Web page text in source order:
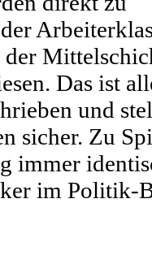
Das ist
und
sicher. Zu
immer
im Politik-